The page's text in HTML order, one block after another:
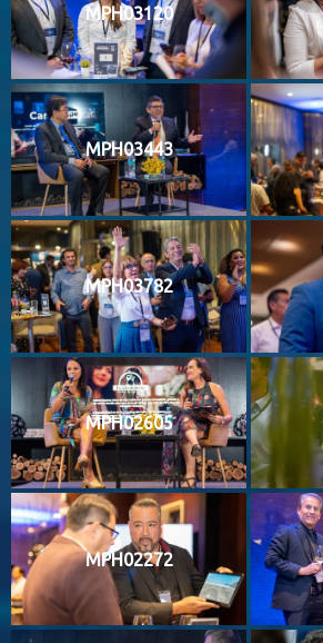
MPH03120
MPH03443
MPH03782
MPH02605
MPH02272